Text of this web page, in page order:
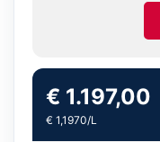
€ 1.197,00
€ 1,1970/L